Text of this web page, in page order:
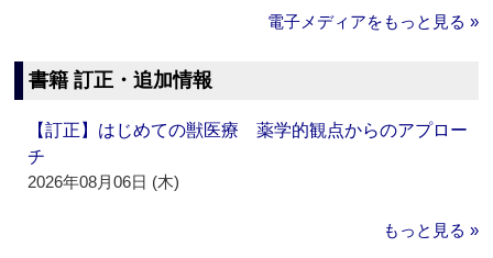
電子メディアをもっと見る »
書籍 訂正・追加情報
【訂正】はじめての獣医療 薬学的観点からのアプロー
チ
2026年08月06日 (木)
もっと見る »